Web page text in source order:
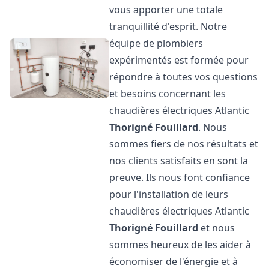
vous apporter une totale
tranquillité d'esprit. Notre
équipe de plombiers
expérimentés est formée pour
répondre à toutes vos questions
et besoins concernant les
chaudières électriques Atlantic
Thorigné Fouillard. Nous
sommes fiers de nos résultats et
nos clients satisfaits en sont la
preuve. Ils nous font confiance
pour l'installation de leurs
chaudières électriques Atlantic
Thorigné Fouillard et nous
sommes heureux de les aider à
économiser de l'énergie et à